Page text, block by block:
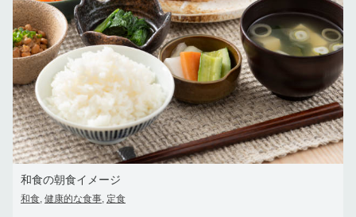
和食の朝食イメージ
和食, 健康的な食事, 定食